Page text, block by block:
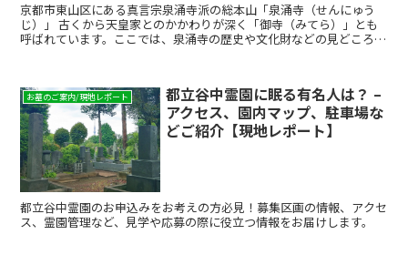
京都市東山区にある真言宗泉涌寺派の総本山「泉涌寺（せんにゅう
じ）」 古くから天皇家とのかかわりが深く「御寺（みてら）」とも
呼ばれています。ここでは、泉涌寺の歴史や文化財などの見どころを
お墓のご案内/現地レポート
都立谷中霊園に眠る有名人は？ –
アクセス、園内マップ、駐車場な
どご紹介【現地レポート】
都立谷中霊園のお申込みをお考えの方必見！募集区画の情報、アクセ
ス、霊園管理など、見学や応募の際に役立つ情報をお届けします。